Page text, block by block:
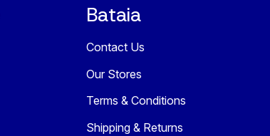
Bataia
Contact Us
Our Stores
Terms & Conditions
Shipping & Returns